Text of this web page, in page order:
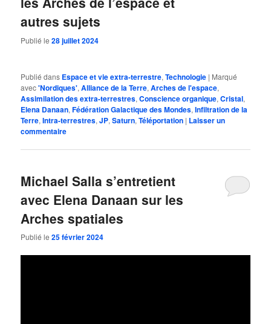
autres sujets
Publié le28 juillet 2024
Publié dans Espace et vie extra-terrestre,Technologie | Marqué
avec'Nordiques',Alliance de la Terre,Arches de l'espace,
Assimilation des extra-terrestres,Conscience organique,Cristal,
Elena Danaan,Fédération Galactique des Mondes,Infiltration de la
Terre,Intra-terrestres,JP,Saturn,Téléportation | Laisser un
commentaire
Michael Salla s’entretient
avec Elena Danaan sur les
Arches spatiales
Publié le25 février 2024